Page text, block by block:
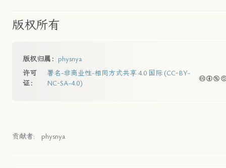
版权所有
版权归属： physnya
许可
证：
署名-非商业性-相同方式共享 4.0 国际 (CC-BY-
NC-SA-4.0)
贡献者: physnya